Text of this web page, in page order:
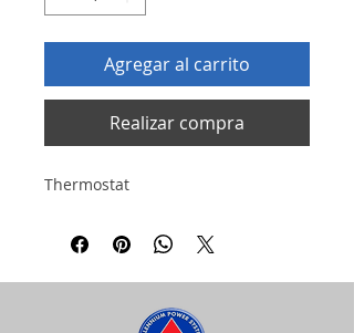
Agregar al carrito
Realizar compra
Thermostat